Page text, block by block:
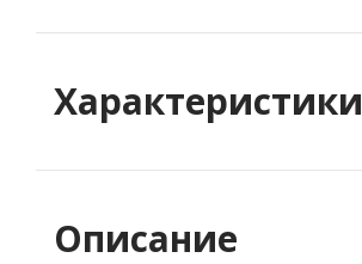
Характеристики
Описание